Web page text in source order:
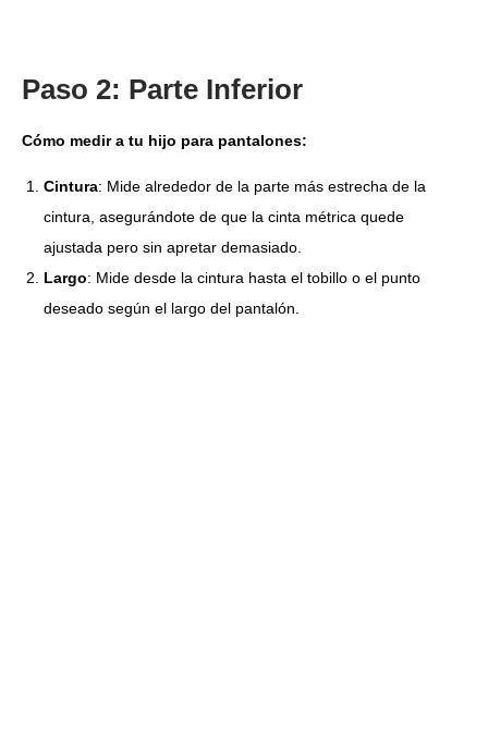
Paso 2: Parte Inferior
Cómo medir a tu hijo para pantalones:
Cintura: Mide alrededor de la parte más estrecha de la
cintura, asegurándote de que la cinta métrica quede
ajustada pero sin apretar demasiado.
Largo: Mide desde la cintura hasta el tobillo o el punto
deseado según el largo del pantalón.